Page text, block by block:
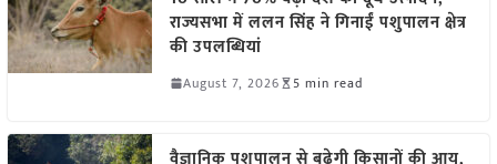
राज्यसभा में ललन सिंह ने गिनाईं पशुपालन क्षेत्र
की उपलब्धियां
August 7, 2026 5 min read